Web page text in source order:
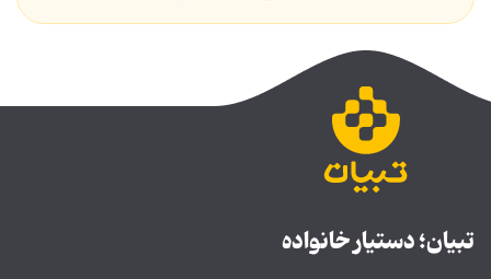
تبیان؛ دستیار خانواده